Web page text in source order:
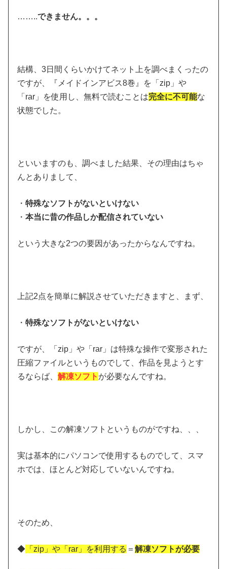
……..できません。。。
結構、3日間くらいかけてネット上を調べまくったの
ですが、『メイドインアビス8巻』を「zip」や
「rar」を使用し、無料で読むことは完全に不可能な
状態でした。
といいますのも、調べました結果、その理由はちゃ
んとありまして、
・特殊なソフトがないといけない
・本当に昔の作品しか配信されていない
という大きな2つの要因があったからなんですね。
上記2点を簡単に解説させていただきますと、まず、
・特殊なソフトがないといけない
ですが、「zip」や「rar」は特殊な操作で変形された
圧縮ファイルというものでして、作品を見ようとす
るならば、解凍ソフト が必要なんですね。
しかし、この解凍ソフトというものがですね、、、
実は基本的にパソコンで使用するものでして、スマ
ホでは、ほとんど対応していないんですね。
そのため、
◆ 「zip」や「rar」を利用する ＝解凍ソフトが必要